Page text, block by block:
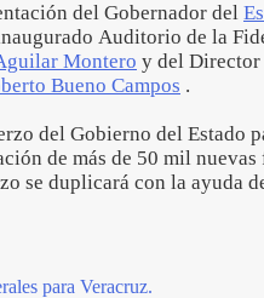
del Gobernador del
Auditorio de la
Montero y del
Bueno Campos .
del Gobierno del Estado
de más de 50 mil
se duplicará con la ayuda
para Veracruz.